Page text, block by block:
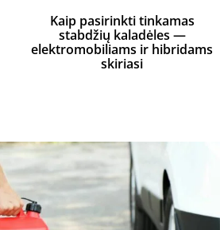
Kaip pasirinkti tinkamas
stabdžių kaladėles —
elektromobiliams ir hibridams
skiriasi